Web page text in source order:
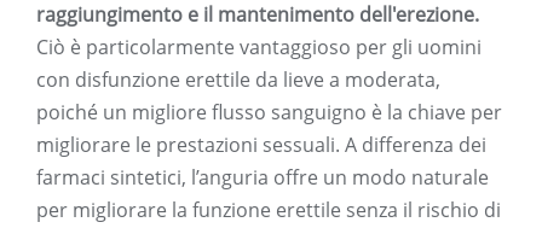
raggiungimento e il mantenimento dell'erezione.
Ciò è particolarmente vantaggioso per gli uomini
con disfunzione erettile da lieve a moderata,
poiché un migliore flusso sanguigno è la chiave per
migliorare le prestazioni sessuali. A differenza dei
farmaci sintetici, l’anguria offre un modo naturale
per migliorare la funzione erettile senza il rischio di